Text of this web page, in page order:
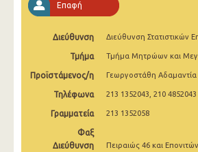
Αυγούστου 2024
Ιουλίου 2024
Ιουνίου 2024
Μαΐου 2024
Απριλίου 2024
Μαρτίου 2024
Επαφή
Διεύθυνση Διεύθυνση Στατιστικών
Τμήμα Τμήμα Μητρώων και
Προϊστάμενος/η Γεωργοστάθη Αδαμαντία
Τηλέφωνα 213 1352043, 210 4852043
Γραμματεία 213 1352058
Φαξ
Διεύθυνση
Πειραιώς 46 και